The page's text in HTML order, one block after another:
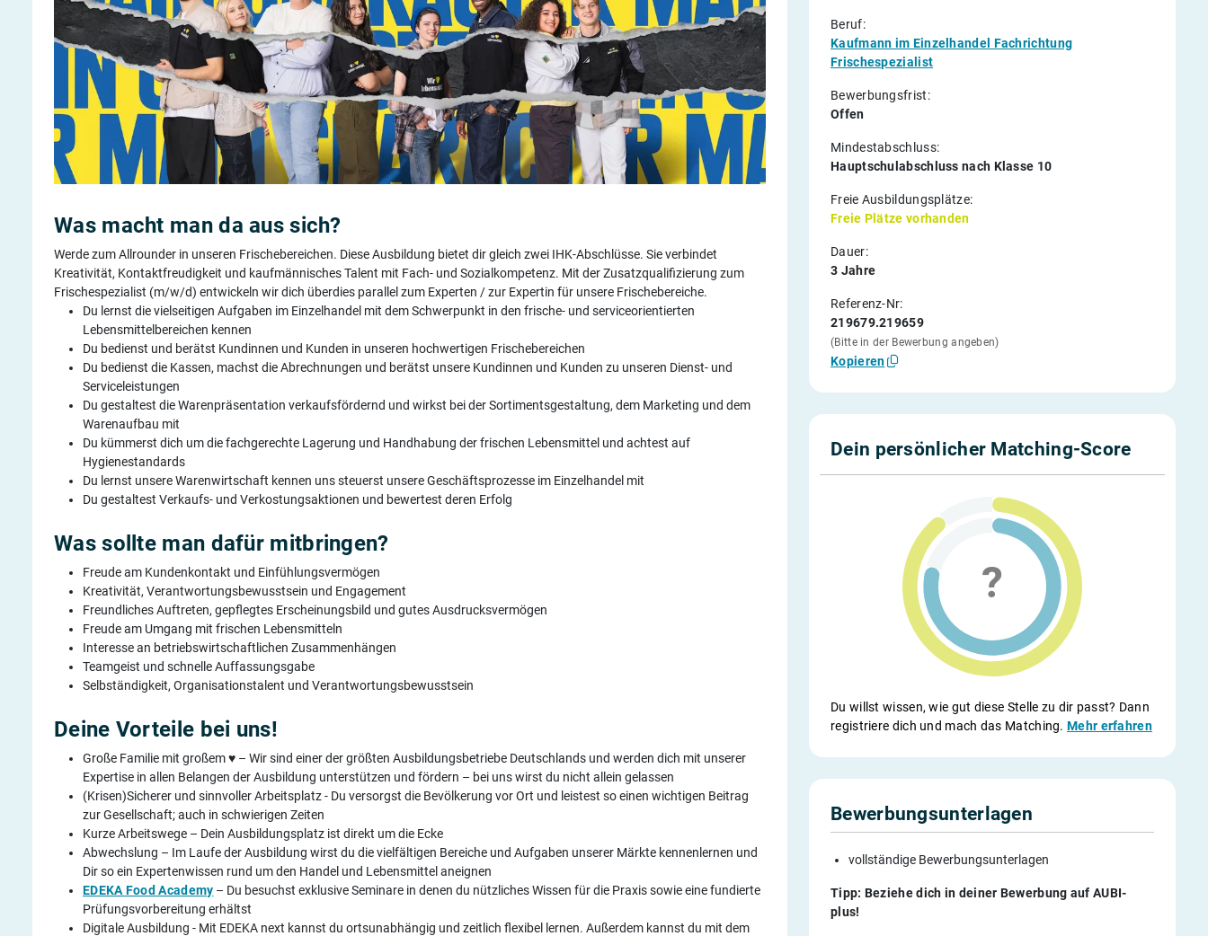
Was macht man da aus sich?
Werde zum Allrounder in unseren Frischebereichen. Diese Ausbildung bietet dir gleich zwei IHK-Abschlüsse. Sie verbindet
Kreativität, Kontaktfreudigkeit und kaufmännisches Talent mit Fach- und Sozialkompetenz. Mit der Zusatzqualifizierung zum
Frischespezialist (m/w/d) entwickeln wir dich überdies parallel zum Experten / zur Expertin für unsere Frischebereiche.
Du lernst die vielseitigen Aufgaben im Einzelhandel mit dem Schwerpunkt in den frische- und serviceorientierten
Lebensmittelbereichen kennen
Du bedienst und berätst Kundinnen und Kunden in unseren hochwertigen Frischebereichen
Du bedienst die Kassen, machst die Abrechnungen und berätst unsere Kundinnen und Kunden zu unseren Dienst- und
Serviceleistungen
Du gestaltest die Warenpräsentation verkaufsfördernd und wirkst bei der Sortimentsgestaltung, dem Marketing und dem
Warenaufbau mit
Du kümmerst dich um die fachgerechte Lagerung und Handhabung der frischen Lebensmittel und achtest auf
Hygienestandards
Du lernst unsere Warenwirtschaft kennen uns steuerst unsere Geschäftsprozesse im Einzelhandel mit
Du gestaltest Verkaufs- und Verkostungsaktionen und bewertest deren Erfolg
Was sollte man dafür mitbringen?
Freude am Kundenkontakt und Einfühlungsvermögen
Kreativität, Verantwortungsbewusstsein und Engagement
Freundliches Auftreten, gepflegtes Erscheinungsbild und gutes Ausdrucksvermögen
Freude am Umgang mit frischen Lebensmitteln
Interesse an betriebswirtschaftlichen Zusammenhängen
Teamgeist und schnelle Auffassungsgabe
Selbständigkeit, Organisationstalent und Verantwortungsbewusstsein
Deine Vorteile bei uns!
Große Familie mit großem ♥ – Wir sind einer der größten Ausbildungsbetriebe Deutschlands und werden dich mit unserer
Expertise in allen Belangen der Ausbildung unterstützen und fördern – bei uns wirst du nicht allein gelassen
(Krisen)Sicherer und sinnvoller Arbeitsplatz - Du versorgst die Bevölkerung vor Ort und leistest so einen wichtigen Beitrag
zur Gesellschaft; auch in schwierigen Zeiten
Kurze Arbeitswege – Dein Ausbildungsplatz ist direkt um die Ecke
Abwechslung – Im Laufe der Ausbildung wirst du die vielfältigen Bereiche und Aufgaben unserer Märkte kennenlernen und
Dir so ein Expertenwissen rund um den Handel und Lebensmittel aneignen
EDEKA Food Academy – Du besuchst exklusive Seminare in denen du nützliches Wissen für die Praxis sowie eine fundierte
Prüfungsvorbereitung erhältst
Digitale Ausbildung - Mit EDEKA next kannst du ortsunabhängig und zeitlich flexibel lernen. Außerdem kannst du mit dem
Beruf:
Kaufmann im Einzelhandel Fachrichtung
Frischespezialist
Bewerbungsfrist:
Offen
Mindestabschluss:
Hauptschulabschluss nach Klasse 10
Freie Ausbildungsplätze:
Freie Plätze vorhanden
Dauer:
3 Jahre
Referenz-Nr:
219679.219659
(Bitte in der Bewerbung angeben)
Kopieren
Dein persönlicher Matching-Score
Du willst wissen, wie gut diese Stelle zu dir passt? Dann
registriere dich und mach das Matching.Mehr erfahren
Bewerbungsunterlagen
vollständige Bewerbungsunterlagen
Tipp: Beziehe dich in deiner Bewerbung auf AUBI-
plus!